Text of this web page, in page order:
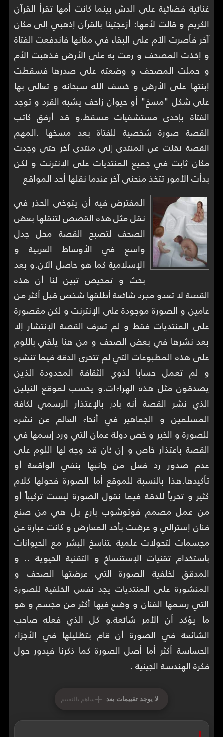
غنائية فضائية على الدش بينما كانت أمها تقرأ القرآن
الكريم و قالت لأمها: أزعجتينا بالقرآن إذهبي إلى مكان
آخر فأصرت الأم على البقاء في مكانها فاندفعت الفتاة
و إخذت المصحف و رمت به على الأرض فذهبت الأم
و حملت المصحف و وضعته على صدرها فسقطت
إبنتها على الأرض و خسف الله سبحانه و تعالى بها
على شكل "مسخ" أو حيوان زاحف يشبه القرد و توجد
الفتاة بإحدى مستشفيات مسقط.و قد أرفق كاتب
القصة صورة شخصية للفتاة بعد مسخها .المهم
القصة نقلت عن المنتدى إلى منتدى آخر حتى وجدت
مكان ثابت في جميع المنتديات على الإنترنت و لكن
بدأت الأمور تتخذ منحنى آخر عندما نقلها أحد المواقع
المفترض فيه أن يتوخى الحذر في
نقل مثل هذه القصص لتنقلها بعض
الصحف لتصبح القصة محل جدل
واسع في الأوساط العربية و
الإسلامية كما هو حاصل الآن.و بعد
بحث و تمحيص تبين لنا أن هذه
القصة لا تعدو مجرد شائعة أطلقها شخص قبل أكثر من
عامين و الصورة موجودة على الإنترنت و لكن مقصورة
على المنتديات فقط و لم تعرف القصة الإنتشار إلا
بعد نشرها في بعض الصحف و من هنا يلقي باللوم
على هذه المطبوعات التي لم تتحرى الدقة فيما تنشره
و لم تعمل حسابا لذوي الثقافة المحدودة الذين
يصدقون مثل هذه الهراءات.و يحسب لموقع النيلين
الذي نشر القصة أنه بادر بالإعتذار الرسمي لكافة
المسلمين و الجماهير في أنحاء العالم عن نشره
للصورة و الخبر و خص دولة عمان التي ورد إسمها في
القصة باعتذار خاص و إن كان قد وجه لها اللوم على
عدم صدور رد فعل من جانبها بنفي الواقعة أو
تأكيدها.هذا بالنسبة للموقع أما الصورة فحولها كلام
كثير و تحرياً للدقة فيما نقول الصورة ليست تركيباً أو
من عمل مصمم فوتوشوب بارع بل هي من صنع
فنان إسترالي و عرضت بأحد المعارض و كانت عبارة عن
مجسمات لتحولات علمية لتناسخ البشر مع الحيوانات
باستخدام تقنيات الإستنساخ و التقنية الحيوية .. و
المدقق لخلفية الصورة التي عرضتها الصحف و
المنشورة على المنتديات يجد نفس الخلفية للصورة
التي رسمها الفنان و وضع فيها أكثر من مجسم و هو
ما يؤكد أن الأمر شائعة.و كل الذي فعله صاحب
الشائعة في الصورة أن قام بتظليلها في الأجزاء
الحساسة أكثر أما أصل الصورة كما ذكرنا فيدور حول
فكرة الهندسة الجينية .
لا يوجد تقييمات بعد +ساهم بالتقييم